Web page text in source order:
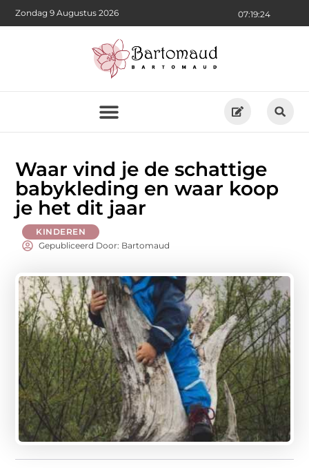
07:19:25
Zondag 9 Augustus 2026
Waar vind je de schattige
babykleding en waar koop
je het dit jaar
KINDEREN
Gepubliceerd Door: Bartomaud